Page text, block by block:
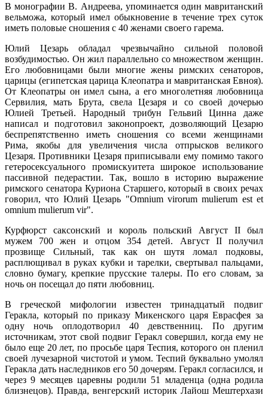
В монографии В. Андреева, упоминается один мавританский
вельможа, который имел обыкновение в течение трех суток
иметь половые сношения с 40 женами своего гарема.
Юлий Цезарь обладал чрезвычайно сильной половой
возбудимостью. Он жил параллельно со множеством женщин.
Его любовницами были многие жены римских сенаторов,
царицы (египетская царица Клеопатра и мавританская Евноя).
От Клеопатры он имел сына, а его многолетняя любовница
Сервилия, мать Брута, свела Цезаря и со своей дочерью
Юлией Третьей. Народный трибун Гельвий Цинна даже
написал и подготовил законопроект, дозволяющий Цезарю
беспрепятственно иметь сношения со всеми женщинами
Рима, якобы для увеличения числа отпрысков великого
Цезаря. Противники Цезаря приписывали ему помимо такого
гетеросексуального промискуитета широкое использование
пассивной педерастии. Так, вошло в историю выражение
римского сенатора Куриона Старшего, который в своих речах
говорил, что Юлий Цезарь "Omnium virorum mulierum est et
omnium mulierum vir".
Курфюрст саксонский и король польский Август II был
мужем 700 жен и отцом 354 детей. Август II получил
прозвище Сильный, так как он шутя ломал подковы,
расплющивал в руках кубки и тарелки, свертывал пальцами,
словно бумагу, крепкие прусские талеры. По его словам, за
ночь он посещал до пяти любовниц.
В греческой мифологии известен тринадцатый подвиг
Геракла, который по приказу Микенского царя Еврасфея за
одну ночь оплодотворил 40 девственниц. По другим
источникам, этот свой подвиг Геракл совершил, когда ему не
было еще 20 лет, по просьбе царя Теспия, которого он пленил
своей лучезарной чистотой и умом. Теспий буквально умолял
Геракла дать наследников его 50 дочерям. Геракл согласился, и
через 9 месяцев царевны родили 51 младенца (одна родила
близнецов). Правда, венгерский историк Лайош Мештерхази